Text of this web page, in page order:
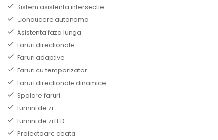
Sistem asistenta intersectie
Conducere autonoma
Asistenta faza lunga
Faruri directionale
Faruri adaptive
Faruri cu temporizator
Faruri directionale dinamice
Spalare faruri
Lumini de zi
Lumini de zi LED
Proiectoare ceata